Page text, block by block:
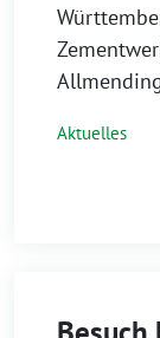
Aktuelles